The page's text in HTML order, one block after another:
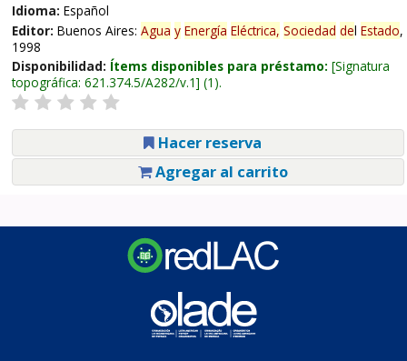
Idioma: Español
Editor: Buenos Aires: Agua y Energía Eléctrica, Sociedad del Estado,
1998
Disponibilidad: Ítems disponibles para préstamo: Signatura
topográfica: 621.374.5/A282/v.1 (1).
Hacer reserva
Agregar al carrito